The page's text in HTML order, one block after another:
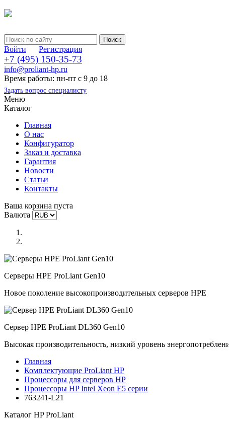
Войти Регистрация
+7 (495) 150-35-73
info@proliant-hp.ru
Время работы: пн-пт с 9 до 18
Задать вопрос специалисту
Меню
Каталог
Главная
О нас
Конфигуратор
Заказ и доставка
Гарантия
Новости
Статьи
Контакты
Ваша корзина пуста
Валюта
Серверы HPE ProLiant Gen10
Новое поколение высокопроизводительных серверов HPE
Сервер HPE ProLiant DL360 Gen10
Высокая производительность, низкий уровень
Главная
Комплектующие ProLiant HP
Процессоры для серверов HP
Процессоры HP Intel Xeon E5 серии
763241-L21
Каталог HP ProLiant